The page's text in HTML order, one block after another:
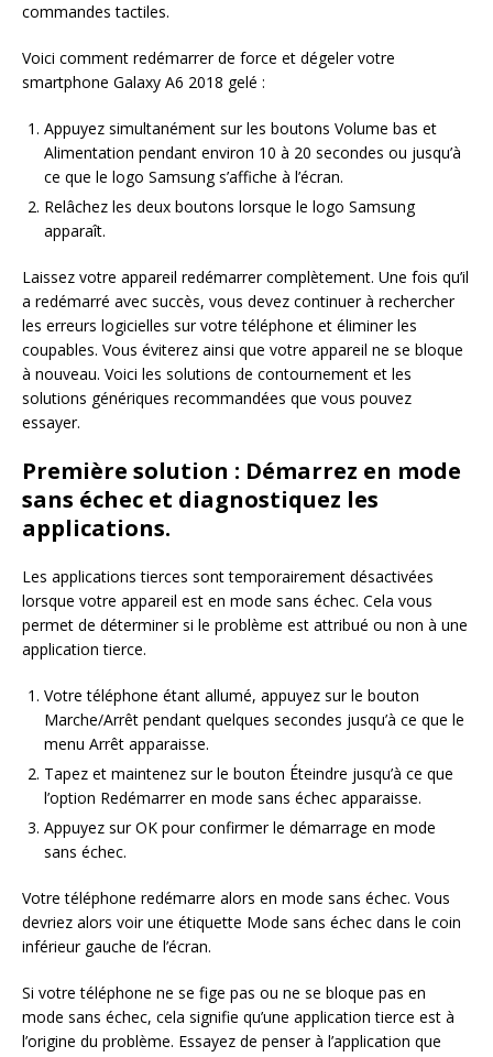
commandes tactiles.
Voici comment redémarrer de force et dégeler votre
smartphone Galaxy A6 2018 gelé :
Appuyez simultanément sur les boutons Volume bas et
Alimentation pendant environ 10 à 20 secondes ou jusqu’à
ce que le logo Samsung s’affiche à l’écran.
Relâchez les deux boutons lorsque le logo Samsung
apparaît.
Laissez votre appareil redémarrer complètement. Une fois qu’il
a redémarré avec succès, vous devez continuer à rechercher
les erreurs logicielles sur votre téléphone et éliminer les
coupables. Vous éviterez ainsi que votre appareil ne se bloque
à nouveau. Voici les solutions de contournement et les
solutions génériques recommandées que vous pouvez
essayer.
Première solution : Démarrez en mode
sans échec et diagnostiquez les
applications.
Les applications tierces sont temporairement désactivées
lorsque votre appareil est en mode sans échec. Cela vous
permet de déterminer si le problème est attribué ou non à une
application tierce.
Votre téléphone étant allumé, appuyez sur le bouton
Marche/Arrêt pendant quelques secondes jusqu’à ce que le
menu Arrêt apparaisse.
Tapez et maintenez sur le bouton Éteindre jusqu’à ce que
l’option Redémarrer en mode sans échec apparaisse.
Appuyez sur OK pour confirmer le démarrage en mode
sans échec.
Votre téléphone redémarre alors en mode sans échec. Vous
devriez alors voir une étiquette Mode sans échec dans le coin
inférieur gauche de l’écran.
Si votre téléphone ne se fige pas ou ne se bloque pas en
mode sans échec, cela signifie qu’une application tierce est à
l’origine du problème. Essayez de penser à l’application que